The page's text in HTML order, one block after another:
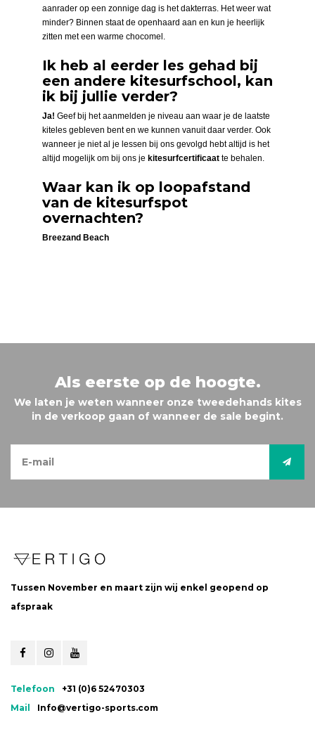
aanrader op een zonnige dag is het dakterras. Het weer wat
minder? Binnen staat de openhaard aan en kun je heerlijk
zitten met een warme chocomel.
Ik heb al eerder les gehad bij
een andere kitesurfschool, kan
ik bij jullie verder?
Ja! Geef bij het aanmelden je niveau aan waar je de laatste
kiteles gebleven bent en we kunnen vanuit daar verder. Ook
wanneer je niet al je lessen bij ons gevolgd hebt altijd is het
altijd mogelijk om bij ons je kitesurfcertificaat te behalen.
Waar kan ik op loopafstand
van de kitesurfspot
overnachten?
Breezand Beach
Als eerste op de hoogte.
We laten je weten wanneer onze tweedehands kites
in de verkoop gaan of wanneer de sale begint.
Tussen November en maart zijn wij enkel geopend op
afspraak
Telefoon
+31 (0)6 52470303
Mail
Info@vertigo-sports.com